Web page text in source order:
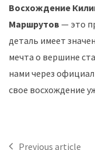
Восхождение
Маршрутов — это
деталь имеет
мечта о вершине
нами через
свое восхождение
Previous article